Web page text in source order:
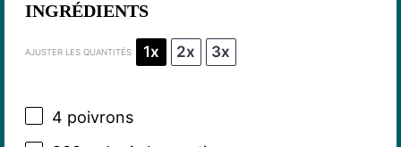
INGRÉDIENTS
AJUSTER LES QUANTITÉS 1x 2x 3x
4 poivrons